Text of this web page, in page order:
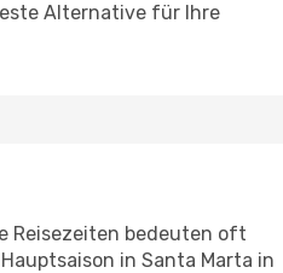
Alternative für Ihre
Reisezeiten bedeuten oft
in Santa Marta in